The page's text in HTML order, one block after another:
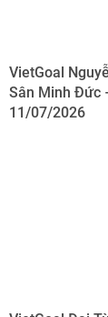
VietGoal
Sân Minh Đức
11/07/2026